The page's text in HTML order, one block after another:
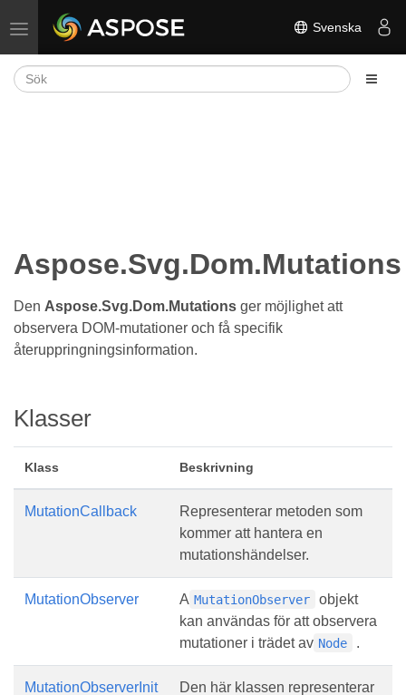
Växla navigering Svenska
Aspose.Svg.Dom.Mutations
Den Aspose.Svg.Dom.Mutations ger möjlighet att
observera DOM-mutationer och få specifik
återuppringningsinformation.
Klasser
Klass Beskrivning
MutationCallback
Representerar metoden som
kommer att hantera en
mutationshändelser.
MutationObserver A MutationObserver
objekt
kan användas för att observera
mutationer i trädet av Node .
MutationObserverInit
Den här klassen representerar